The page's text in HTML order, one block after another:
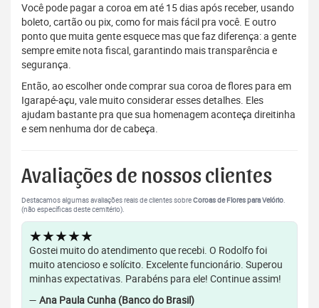
Você pode pagar a coroa em até 15 dias após receber, usando
boleto, cartão ou pix, como for mais fácil pra você. E outro
ponto que muita gente esquece mas que faz diferença: a gente
sempre emite nota fiscal, garantindo mais transparência e
segurança.
Então, ao escolher onde comprar sua coroa de flores para em
Igarapé-açu, vale muito considerar esses detalhes. Eles
ajudam bastante pra que sua homenagem aconteça direitinha
e sem nenhuma dor de cabeça.
Avaliações de nossos clientes
Destacamos algumas avaliações reais de clientes sobreCoroas de Flores para Velório.
(não específicas deste cemitério).
★★★★★
Gostei muito do atendimento que recebi. O Rodolfo foi
muito atencioso e solícito. Excelente funcionário. Superou
minhas expectativas. Parabéns para ele! Continue assim!
— Ana Paula Cunha (Banco do Brasil)